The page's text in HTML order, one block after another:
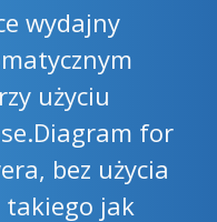
wydajny
użyciu
for
bez użycia
jak